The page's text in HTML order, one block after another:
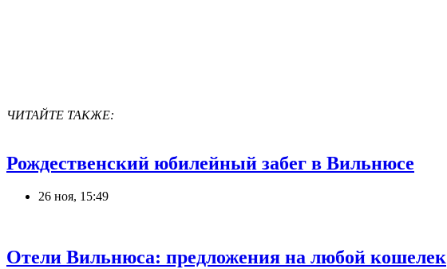
ЧИТАЙТЕ ТАКЖЕ:
Рождественский юбилейный забег в Вильнюсе
26 ноя, 15:49
Отели Вильнюса: предложения на любой кошелек